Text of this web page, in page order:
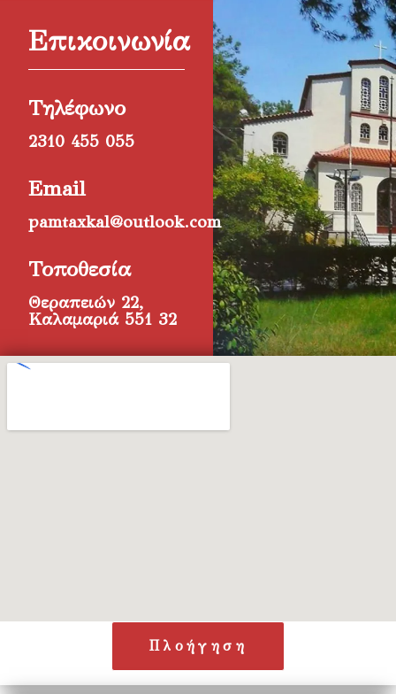
Επικοινωνία
Τηλέφωνο
2310 455 055
Email
pamtaxkal@outlook.com
Τοποθεσία
Θεραπειών 22,
Καλαμαριά 551 32
Πλοήγηση